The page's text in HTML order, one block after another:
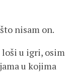
nisam on.
loši u igri, osim
u kojima